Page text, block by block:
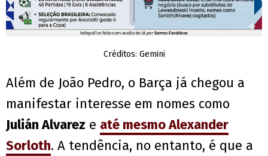
Créditos: Gemini
Além de João Pedro, o Barça já chegou a
manifestar interesse em nomes como
Julián Alvarez e até mesmo Alexander
Sorloth. A tendência, no entanto, é que a